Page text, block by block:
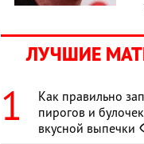
ЛУЧШИЕ
Как правильно
пирогов и
вкусной выпечки